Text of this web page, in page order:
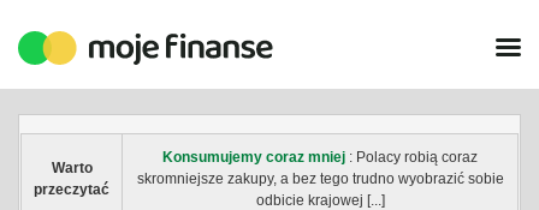
Warto
przeczytać
Konsumujemy coraz mniej : Polacy robią coraz
skromniejsze zakupy, a bez tego trudno wyobrazić sobie
odbicie krajowej [...]